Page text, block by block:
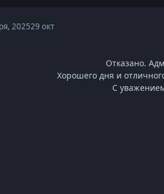
202529 окт
Отказано.
Хорошего дня и
С